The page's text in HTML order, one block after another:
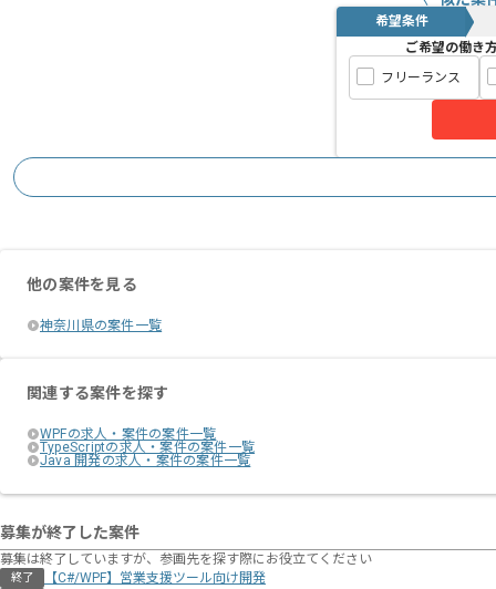
希望条件
ご希望の働き
フリーランス
他の案件を見る
神奈川県の案件一覧
関連する案件を探す
WPFの求人・案件の案件一覧
TypeScriptの求人・案件の案件一覧
Java 開発の求人・案件の案件一覧
募集が終了した案件
募集は終了していますが、参画先を探す際にお役立てください
終了 【C#/WPF】営業支援ツール向け開発